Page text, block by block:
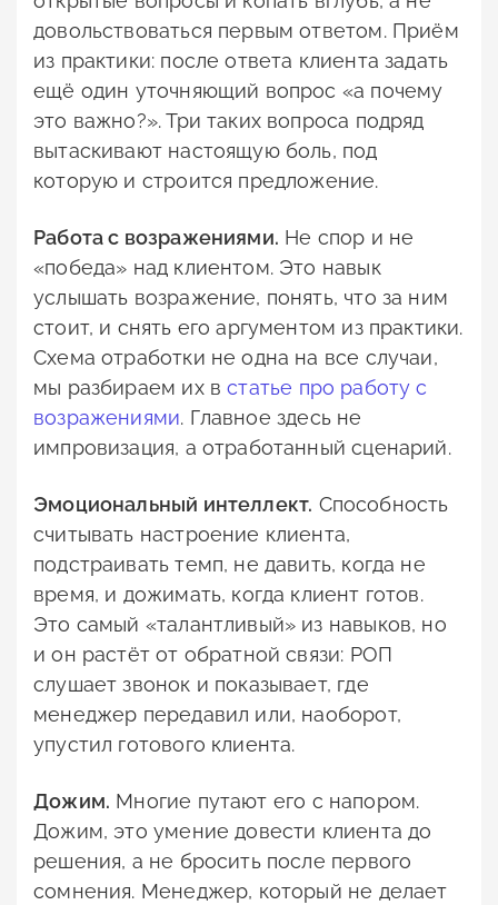
довольствоваться первым ответом. Приём
из практики: после ответа клиента задать
ещё один уточняющий вопрос «а почему
это важно?». Три таких вопроса подряд
вытаскивают настоящую боль, под
которую и строится предложение.
Работа с возражениями. Не спор и не
«победа» над клиентом. Это навык
услышать возражение, понять, что за ним
стоит, и снять его аргументом из практики.
Схема отработки не одна на все случаи,
мы разбираем их встатье про работу с
возражениями. Главное здесь не
импровизация, а отработанный сценарий.
Эмоциональный интеллект. Способность
считывать настроение клиента,
подстраивать темп, не давить, когда не
время, и дожимать, когда клиент готов.
Это самый «талантливый» из навыков, но
и он растёт от обратной связи: РОП
слушает звонок и показывает, где
менеджер передавил или, наоборот,
упустил готового клиента.
Дожим. Многие путают его с напором.
Дожим, это умение довести клиента до
решения, а не бросить после первого
сомнения. Менеджер, который не делает